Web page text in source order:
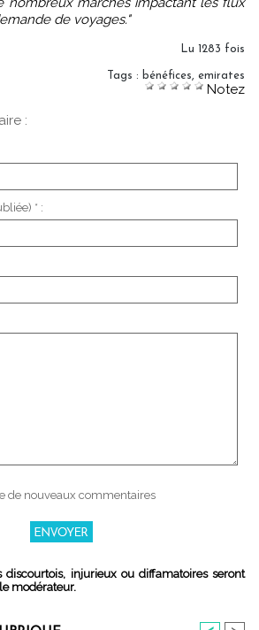
de voyages."
Lu 1283 fois
Tags : bénéfices emirates
Notez
:
* :
de nouveaux commentaires
discourtois, injurieux ou diffamatoires seront
modérateur.